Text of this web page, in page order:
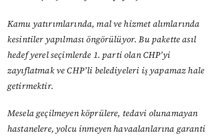
Kamu yatırımlarında, mal ve hizmet alımlarında
kesintiler yapılması öngörülüyor. Bu pakette asıl
hedef yerel seçimlerde 1. parti olan CHP’yi
zayıflatmak ve CHP’li belediyeleri iş yapamaz hale
getirmektir.
Mesela geçilmeyen köprülere, tedavi olunamayan
hastanelere, yolcu inmeyen havaalanlarına garanti